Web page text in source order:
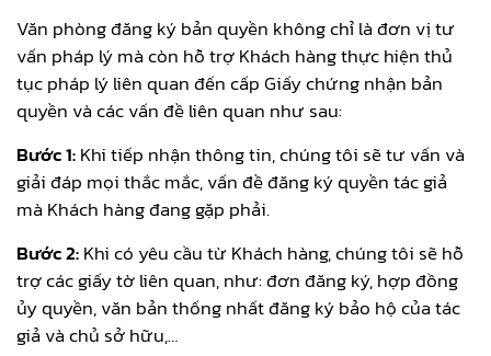
Văn phòng đăng ký bản quyền không chỉ là đơn vị tư
vấn pháp lý mà còn hỗ trợ Khách hàng thực hiện thủ
tục pháp lý liên quan đến cấp Giấy chứng nhận bản
quyền và các vấn đề liên quan như sau:
Bước 1:Khi tiếp nhận thông tin, chúng tôi sẽ tư vấn và
giải đáp mọi thắc mắc, vấn đề đăng ký quyền tác giả
mà Khách hàng đang gặp phải.
Bước 2:Khi có yêu cầu từ Khách hàng, chúng tôi sẽ hỗ
trợ các giấy tờ liên quan, như: đơn đăng ký, hợp đồng
ủy quyền, văn bản thống nhất đăng ký bảo hộ của tác
giả và chủ sở hữu,…